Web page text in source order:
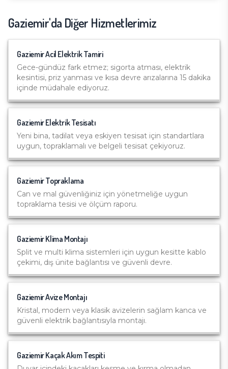
Gaziemir'da Diğer Hizmetlerimiz
GaziemirAcil Elektrik Tamiri
Gece-gündüz fark etmez; sigorta atması, elektrik
kesintisi, priz yanması ve kısa devre arızalarına 15 dakika
içinde müdahale ediyoruz.
GaziemirElektrik Tesisatı
Yeni bina, tadilat veya eskiyen tesisat için standartlara
uygun, topraklamalı ve belgeli tesisat çekiyoruz.
GaziemirTopraklama
Can ve mal güvenliğiniz için yönetmeliğe uygun
topraklama tesisi ve ölçüm raporu.
GaziemirKlima Montajı
Split ve multi klima sistemleri için uygun kesitte kablo
çekimi, dış ünite bağlantısı ve güvenli devre.
GaziemirAvize Montajı
Kristal, modern veya klasik avizelerin sağlam kanca ve
güvenli elektrik bağlantısıyla montajı.
GaziemirKaçak Akım Tespiti